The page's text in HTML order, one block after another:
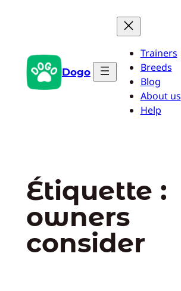
Dogo
Trainers
Breeds
Blog
About us
Help
Étiquette :
owners
consider